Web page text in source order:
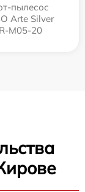
пылесос
Arte Silver
M05-20